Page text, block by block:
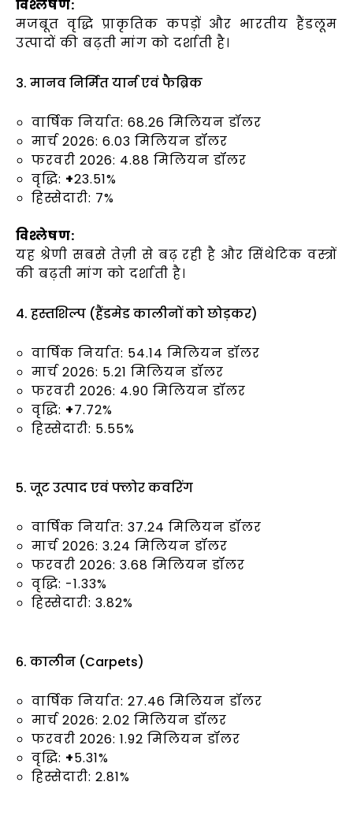
विश्लेषण:
मजबूत वृद्धि प्राकृतिक कपड़ों और भारतीय हैंडलूम
उत्पादों की बढ़ती मांग को दर्शाती है।
3. मानव निर्मित यार्न एवं फैब्रिक
वार्षिक निर्यात: 68.26 मिलियन डॉलर
मार्च 2026: 6.03 मिलियन डॉलर
फरवरी 2026: 4.88 मिलियन डॉलर
वृद्धि: +23.51%
हिस्सेदारी: 7%
विश्लेषण:
यह श्रेणी सबसे तेज़ी से बढ़ रही है और सिंथेटिक वस्त्रों
की बढ़ती मांग को दर्शाती है।
4. हस्तशिल्प (हैंडमेड कालीनों को छोड़कर)
वार्षिक निर्यात: 54.14 मिलियन डॉलर
मार्च 2026: 5.21 मिलियन डॉलर
फरवरी 2026: 4.90 मिलियन डॉलर
वृद्धि: +7.72%
हिस्सेदारी: 5.55%
5. जूट उत्पाद एवं फ्लोर कवरिंग
वार्षिक निर्यात: 37.24 मिलियन डॉलर
मार्च 2026: 3.24 मिलियन डॉलर
फरवरी 2026: 3.68 मिलियन डॉलर
वृद्धि: -1.33%
हिस्सेदारी: 3.82%
6. कालीन (Carpets)
वार्षिक निर्यात: 27.46 मिलियन डॉलर
मार्च 2026: 2.02 मिलियन डॉलर
फरवरी 2026: 1.92 मिलियन डॉलर
वृद्धि: +5.31%
हिस्सेदारी: 2.81%